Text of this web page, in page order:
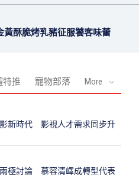
酥脆烤乳豬征服饕客味蕾
特推 寵物部落 More
新時代 影視人才需求同步升
極討論 慕容清嶧成轉型代表